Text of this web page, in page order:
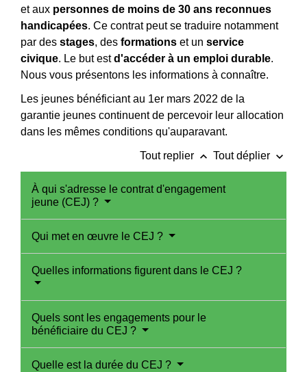
et aux personnes de moins de 30 ans reconnues
handicapées. Ce contrat peut se traduire notamment
par des stages, des formations et un service
civique. Le but estd'accéder à un emploi durable.
Nous vous présentons les informations à connaître.
Les jeunes bénéficiant au 1er mars 2022 de la
garantie jeunes continuent de percevoir leur allocation
dans les mêmes conditions qu'auparavant.
Tout replier keyboard_arrow_up Tout déplier keyboard_arrow_down
À qui s'adresse le contrat d'engagement
jeune (CEJ) ?
Qui met en œuvre le CEJ ?
Quelles informations figurent dans le CEJ ?
Quels sont les engagements pour le
bénéficiaire du CEJ ?
Quelle est la durée du CEJ ?